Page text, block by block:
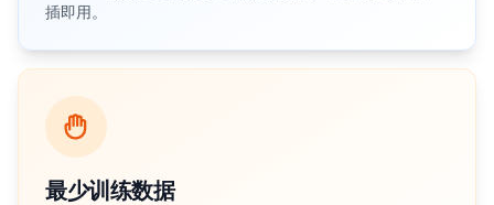
插即用。
最少训练数据